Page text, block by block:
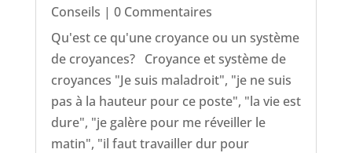
Conseils | 0 Commentaires
Qu'est ce qu'une croyance ou un système
de croyances? Croyance et système de
croyances "Je suis maladroit", "je ne suis
pas à la hauteur pour ce poste", "la vie est
dure", "je galère pour me réveiller le
matin", "il faut travailler dur pour